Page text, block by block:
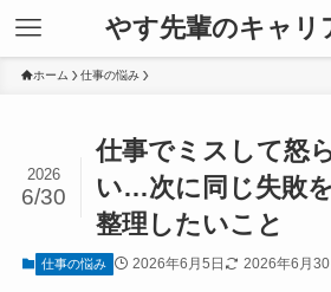
やす先輩のキャリ
ホーム 仕事の悩み
仕事でミスして怒
い…次に同じ失敗
整理したいこと
2026
6/30
仕事の悩み 2026年6月5日 2026年6月30